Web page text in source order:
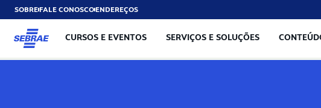
SOBREFALE CONOSCOENDEREÇOS
CURSOS E EVENTOS SERVIÇOS E SOLUÇÕES